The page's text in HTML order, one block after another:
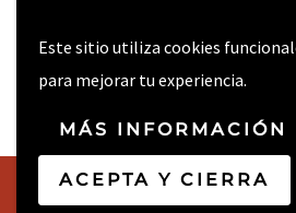
Este sitio utiliza cookies
para mejorar tu experiencia.
MÁS INFORMACIÓN
ACEPTA Y CIERRA
© 2026